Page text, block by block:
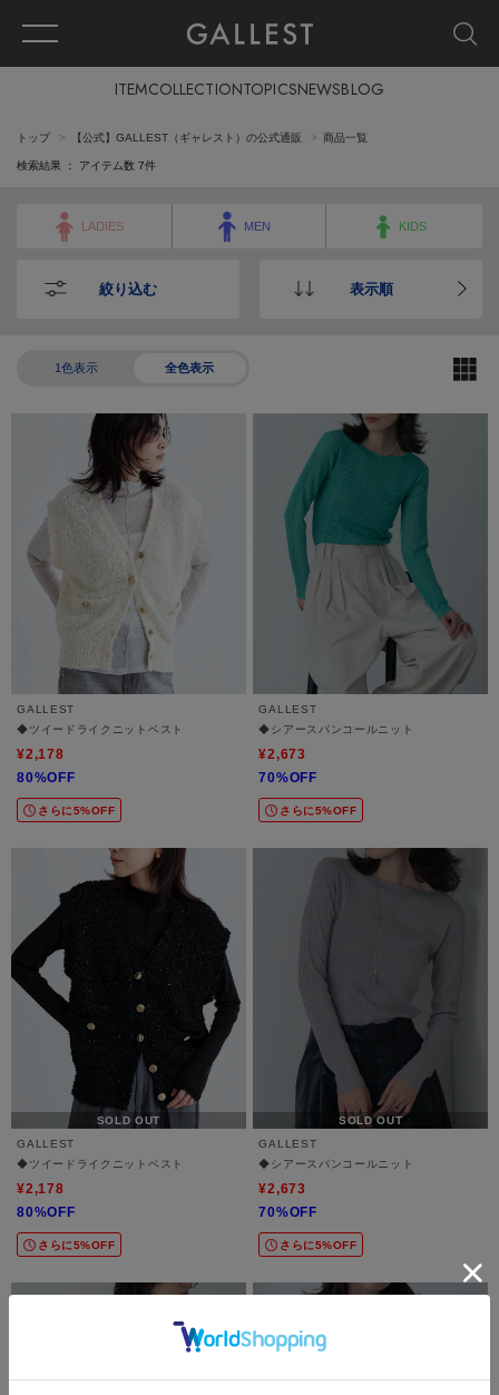
ITEMCOLLECTIONTOPICSNEWSBLOG
トップ 【公式】GALLEST（ギャレスト）の公式通販 商品一覧
検索結果 ： アイテム数 7件
LADIES MEN KIDS
絞り込む 表示順
1色表示 全色表示
GALLEST
◆ツイードライクニットベスト
¥2,178
80%OFF
さらに5%OFF
GALLEST
◆シアースパンコールニット
¥2,673
70%OFF
さらに5%OFF
SOLD OUT
GALLEST
◆ツイードライクニットベスト
¥2,178
80%OFF
さらに5%OFF
SOLD OUT
GALLEST
◆シアースパンコールニット
¥2,673
70%OFF
さらに5%OFF